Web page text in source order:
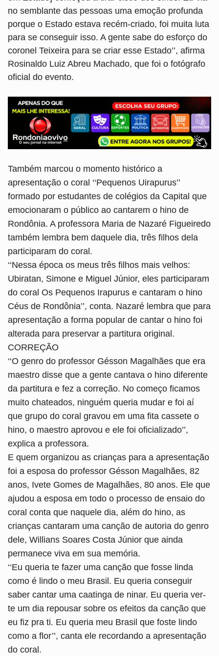
no semblante das pessoas uma emoção profunda
porque o Estado estava recém-criado, foi muita luta
para se conseguir isso. A gente sabe do esforço do
coronel Teixeira para se criar esse Estado’’, afirma
Rosinaldo Luiz Abreu Machado, que foi o fotógrafo
oficial do evento.
Também marcou o momento histórico a
apresentação o coral ‘‘Pequenos Uirapurus’’
formado por estudantes de colégios da Capital que
emocionaram o público ao cantarem o hino de
Rondônia. A professora Maria de Nazaré Figueiredo
também lembra bem daquele dia, três filhos dela
participaram do coral.
‘‘Nessa época os meus três filhos mais velhos:
Ubiratan, Simone e Miguel Júnior, eles participaram
do coral Os Pequenos Irapurus e cantaram o hino
Céus de Rondônia’’, conta. Nazaré lembra que para
apresentação a forma popular de cantar o hino foi
alterada para preservar a partitura original.
CORREÇÃO
‘‘O genro do professor Gésson Magalhães que era
maestro disse que a gente cantava o hino diferente
da partitura e fez a correção. No começo ficamos
muito chateados, ninguém queria mudar e foi aí
que grupo do coral gravou em uma fita cassete o
hino, o maestro aprovou e ele foi oficializado’’,
explica a professora.
E quem organizou as crianças para a apresentação
foi a esposa do professor Gésson Magalhães, 82
anos, Ivete Gomes de Magalhães, 80 anos. Ele que
ajudou a esposa em todo o processo de ensaio do
coral conta que naquele dia, além do hino, as
crianças cantaram uma canção de autoria do genro
dele, Willians Soares Costa Júnior que ainda
permanece viva em sua memória.
‘‘Eu queria te fazer uma canção que fosse linda
como é lindo o meu Brasil. Eu queria conseguir
saber cantar uma caatinga de ninar. Eu queria ver-
te um dia repousar sobre os efeitos da canção que
eu fiz pra ti. Eu queria meu Brasil que foste lindo
como a flor’’, canta ele recordando a apresentação
do coral.